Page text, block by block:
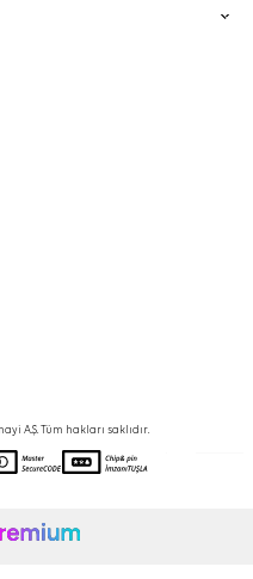
A.Ş. Tüm hakları saklıdır.